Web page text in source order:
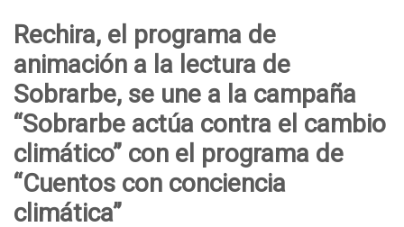
Rechira, el programa de
animación a la lectura de
Sobrarbe, se une a la campaña
“Sobrarbe actúa contra el cambio
climático” con el programa de
“Cuentos con conciencia
climática”